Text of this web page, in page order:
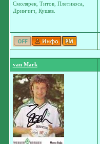
Смолярек, Титов, Плетикоса,
Дринчич, Кушев.
van Mark